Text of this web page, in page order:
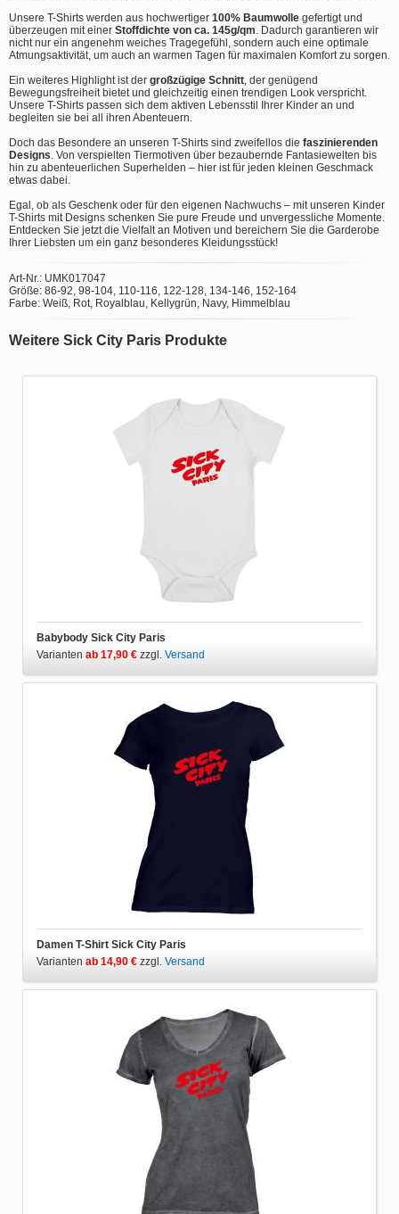
Unsere T-Shirts werden aus hochwertiger 100% Baumwolle gefertigt und
überzeugen mit einer Stoffdichte von ca. 145g/qm . Dadurch garantieren wir
nicht nur ein angenehm weiches Tragegefühl, sondern auch eine optimale
Atmungsaktivität, um auch an warmen Tagen für maximalen Komfort zu sorgen.
Ein weiteres Highlight ist der großzügige Schnitt , der genügend
Bewegungsfreiheit bietet und gleichzeitig einen trendigen Look verspricht.
Unsere T-Shirts passen sich dem aktiven Lebensstil Ihrer Kinder an und
begleiten sie bei all ihren Abenteuern.
Doch das Besondere an unseren T-Shirts sind zweifellos die faszinierenden
Designs . Von verspielten Tiermotiven über bezaubernde Fantasiewelten bis
hin zu abenteuerlichen Superhelden – hier ist für jeden kleinen Geschmack
etwas dabei.
Egal, ob als Geschenk oder für den eigenen Nachwuchs – mit unseren Kinder
T-Shirts mit Designs schenken Sie pure Freude und unvergessliche Momente.
Entdecken Sie jetzt die Vielfalt an Motiven und bereichern Sie die Garderobe
Ihrer Liebsten um ein ganz besonderes Kleidungsstück!
Art-Nr.: UMK017047
Größe: 86-92, 98-104, 110-116, 122-128, 134-146, 152-164
Farbe: Weiß, Rot, Royalblau, Kellygrün, Navy, Himmelblau
Weitere Sick City Paris Produkte
Babybody Sick City Paris
Varianten ab 17,90 € zzgl. Versand
Damen T-Shirt Sick City Paris
Varianten ab 14,90 € zzgl. Versand